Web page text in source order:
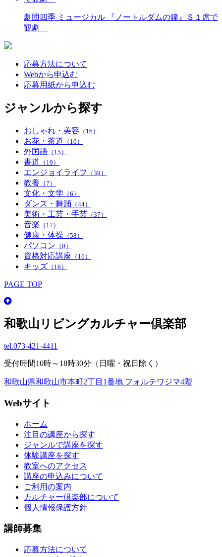
劇団四季 ミュージカル 『ノートルダムの鐘』Ｓ１席で
観劇
応募方法について
Webから申込む
応募用紙から申込む
ジャンルから探す
おしゃれ・美容 （16）
お花・茶道 （10）
外国語 （15）
書道 （19）
エンジョイライフ （39）
教養 （7）
文化・文学 （6）
ダンス・舞踊 （44）
美術・工芸・手芸 （37）
音楽 （17）
健康・体操 （58）
パソコン （0）
資格対応講座 （16）
キッズ （16）
PAGE TOP
和歌山リビングカルチャー倶楽部
tel.073-421-4411
受付時間10時～18時30分（日曜・祝日除く）
和歌山県和歌山市本町2丁目1番地 フォルテワジマ4階
Webサイト
ホーム
注目の講座から探す
ジャンルで講座を探す
体験講座を探す
教室へのアクセス
講座の申込みについて
ご利用の案内
カルチャー倶楽部について
個人情報保護方針
講師募集
応募方法について